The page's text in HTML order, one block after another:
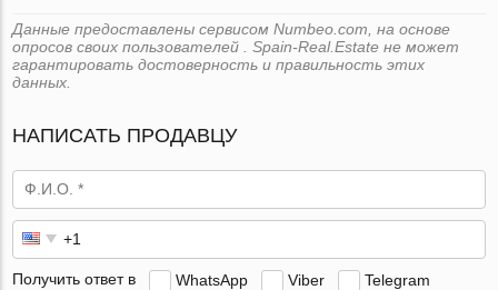
Данные предоставлены сервисом Numbeo.com, на основе
опросов своих пользователей . Spain-Real.Estate не может
гарантировать достоверность и правильность этих
данных.
НАПИСАТЬ ПРОДАВЦУ
Получить ответ в WhatsApp Viber Telegram